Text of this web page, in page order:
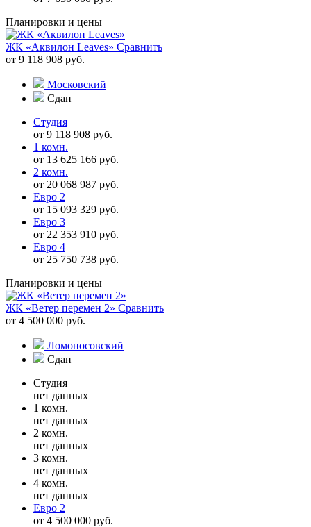
Планировки и цены
ЖК «Аквилон Leaves» Сравнить
от 9 118 908 руб.
Московский
Сдан
Студия
от 9 118 908 руб.
1 комн.
от 13 625 166 руб.
2 комн.
от 20 068 987 руб.
Евро 2
от 15 093 329 руб.
Евро 3
от 22 353 910 руб.
Евро 4
от 25 750 738 руб.
Планировки и цены
ЖК «Ветер перемен 2» Сравнить
от 4 500 000 руб.
Ломоносовский
Сдан
Студия
нет данных
1 комн.
нет данных
2 комн.
нет данных
3 комн.
нет данных
4 комн.
нет данных
Евро 2
от 4 500 000 руб.